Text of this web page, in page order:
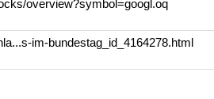
overview?symbol=googl.oq
im-bundestag_id_4164278.html